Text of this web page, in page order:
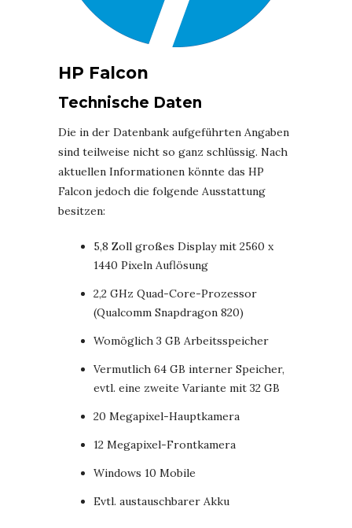
HP Falcon
Technische Daten
Die in der Datenbank aufgeführten Angaben
sind teilweise nicht so ganz schlüssig. Nach
aktuellen Informationen könnte das HP
Falcon jedoch die folgende Ausstattung
besitzen:
5,8 Zoll großes Display mit 2560 x
1440 Pixeln Auflösung
2,2 GHz Quad-Core-Prozessor
(Qualcomm Snapdragon 820)
Womöglich 3 GB Arbeitsspeicher
Vermutlich 64 GB interner Speicher,
evtl. eine zweite Variante mit 32 GB
20 Megapixel-Hauptkamera
12 Megapixel-Frontkamera
Windows 10 Mobile
Evtl. austauschbarer Akku